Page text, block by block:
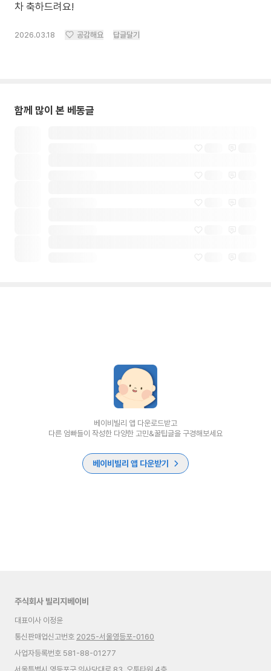
차 축하드려요!
2026.03.18 공감해요 답글달기
함께 많이 본 베동글
베이비빌리 앱 다운로드받고
다른 엄빠들이 작성한 다양한 고민&꿀팁글을 구경해보세요
베이비빌리 앱 다운받기
주식회사 빌리지베이비
대표이사 이정윤
통신판매업신고번호 2025-서울영등포-0160
사업자등록번호 581-88-01277